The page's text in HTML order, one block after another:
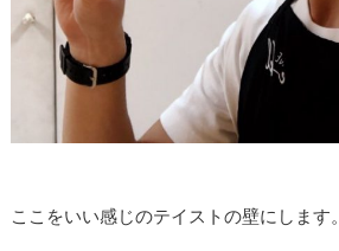
ここをいい感じのテイストの壁にします。